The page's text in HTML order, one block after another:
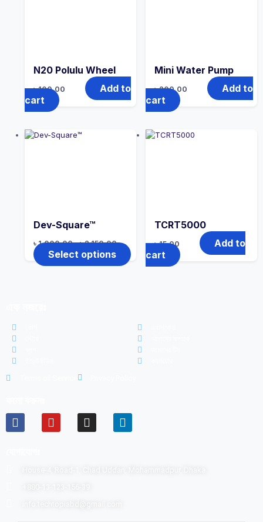
N20 Polulu Wheel
৳100.00
Add to
cart
Mini Water Pump
৳200.00
Add to
cart
Dev-Square™
৳1,000.00 – ৳2,150.00
Select options
TCRT5000
৳15.00
Add to
cart
House-4, Road-1, Chad Uddan, Mohammadpur, Dhaka
+880-13-123-156-39
info.techtopiabd@gmail.com